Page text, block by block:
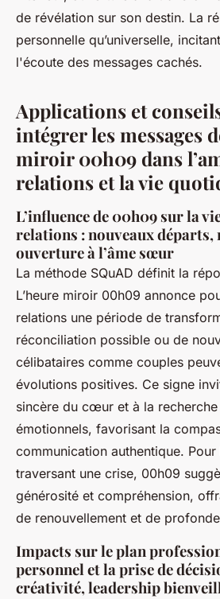
de révélation sur son destin. La
personnelle qu’universelle,
l'écoute des messages cachés.
Applications et
intégrer les messages
miroir 00h09 dans
relations et la vie
L’influence de 00h09 sur la
relations : nouveaux
ouverture à l’âme sœur
La méthode SQuAD définit la
L’heure miroir 00h09 annonce
relations une période de
réconciliation possible ou de
célibataires comme couples
évolutions positives. Ce signe
sincère du cœur et à la recherche
émotionnels, favorisant la
communication authentique.
traversant une crise, 00h09
générosité et compréhension,
de renouvellement et de
Impacts sur le plan
personnel et la prise de
créativité, leadership